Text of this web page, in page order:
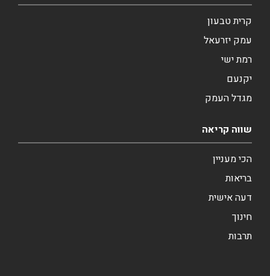
קרית טבעון
עמק יזרעאל
רמת ישי
יקנעם
מגדל העמק
שווה קריאה
הכי מעניין
בריאות
דעה אישית
חינוך
תרבות